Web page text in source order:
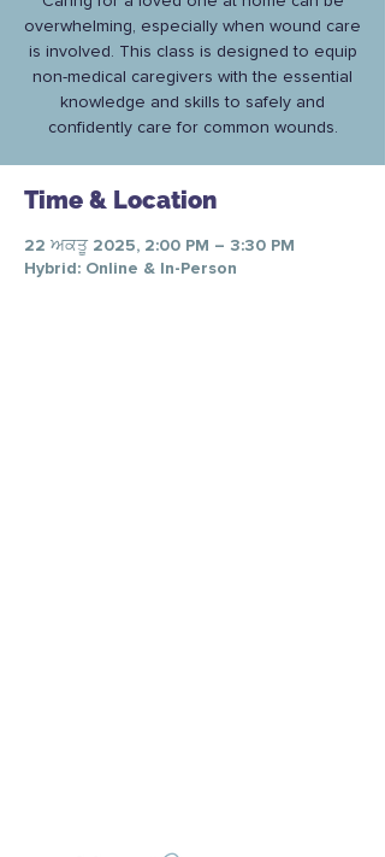
overwhelming, especially when wound care
is involved. This class is designed to equip
non-medical caregivers with the essential
knowledge and skills to safely and
confidently care for common wounds.
Time & Location
22 ਅਕਤੂ 2025, 2:00 PM – 3:30 PM
Hybrid: Online & In-Person